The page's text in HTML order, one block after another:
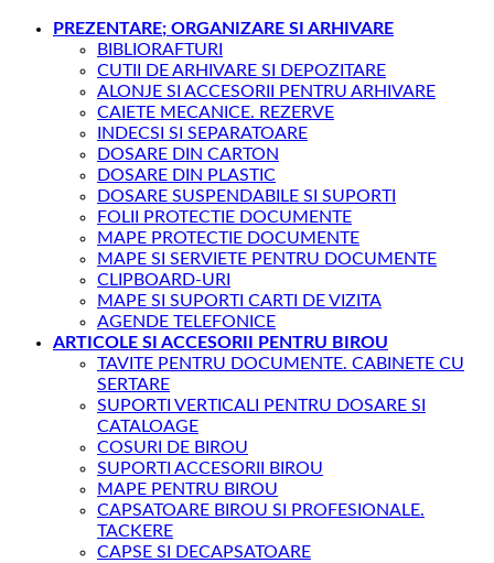
PREZENTARE; ORGANIZARE SI ARHIVARE
BIBLIORAFTURI
CUTII DE ARHIVARE SI DEPOZITARE
ALONJE SI ACCESORII PENTRU ARHIVARE
CAIETE MECANICE. REZERVE
INDECSI SI SEPARATOARE
DOSARE DIN CARTON
DOSARE DIN PLASTIC
DOSARE SUSPENDABILE SI SUPORTI
FOLII PROTECTIE DOCUMENTE
MAPE PROTECTIE DOCUMENTE
MAPE SI SERVIETE PENTRU DOCUMENTE
CLIPBOARD-URI
MAPE SI SUPORTI CARTI DE VIZITA
AGENDE TELEFONICE
ARTICOLE SI ACCESORII PENTRU BIROU
TAVITE PENTRU DOCUMENTE. CABINETE CU
SERTARE
SUPORTI VERTICALI PENTRU DOSARE SI
CATALOAGE
COSURI DE BIROU
SUPORTI ACCESORII BIROU
MAPE PENTRU BIROU
CAPSATOARE BIROU SI PROFESIONALE.
TACKERE
CAPSE SI DECAPSATOARE